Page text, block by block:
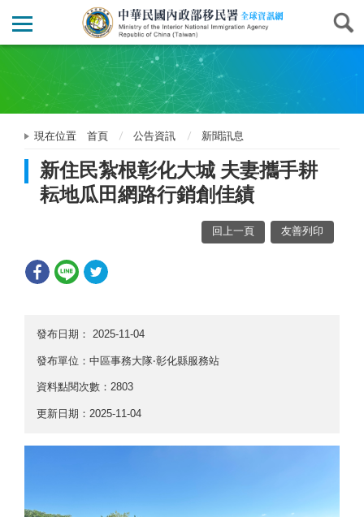
現在位置 首頁 公告資訊 新聞訊息
新住民紮根彰化大城 夫妻攜手耕
耘地瓜田網路行銷創佳績
回上一頁 友善列印
發布日期： 2025-11-04
發布單位：中區事務大隊‧彰化縣服務站
資料點閱次數：2803
更新日期：2025-11-04